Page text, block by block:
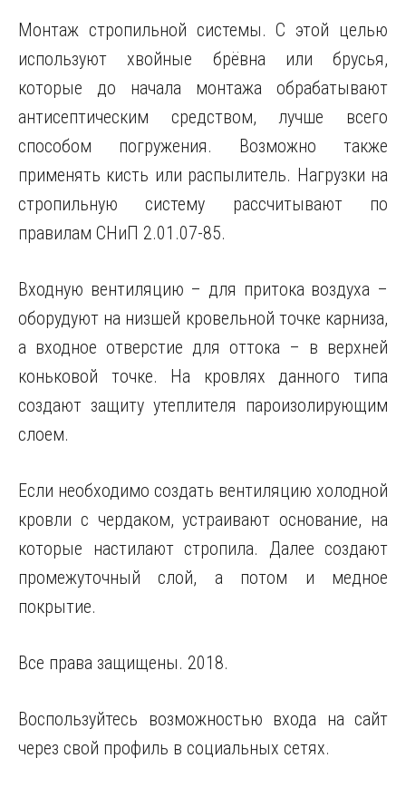
Монтаж стропильной системы. С этой целью
используют хвойные брёвна или брусья,
которые до начала монтажа обрабатывают
антисептическим средством, лучше всего
способом погружения. Возможно также
применять кисть или распылитель. Нагрузки на
стропильную систему рассчитывают по
правилам СНиП 2.01.07-85.
Входную вентиляцию – для притока воздуха –
оборудуют на низшей кровельной точке карниза,
а входное отверстие для оттока – в верхней
коньковой точке. На кровлях данного типа
создают защиту утеплителя пароизолирующим
слоем.
Если необходимо создать вентиляцию холодной
кровли с чердаком, устраивают основание, на
которые настилают стропила. Далее создают
промежуточный слой, а потом и медное
покрытие.
Все права защищены. 2018.
Воспользуйтесь возможностью входа на сайт
через свой профиль в социальных сетях.